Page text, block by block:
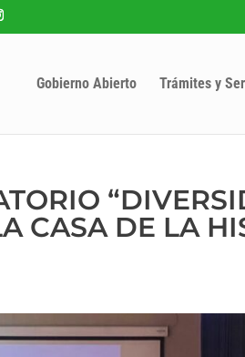
Gobierno Abierto Trámites y
CASA DE LA